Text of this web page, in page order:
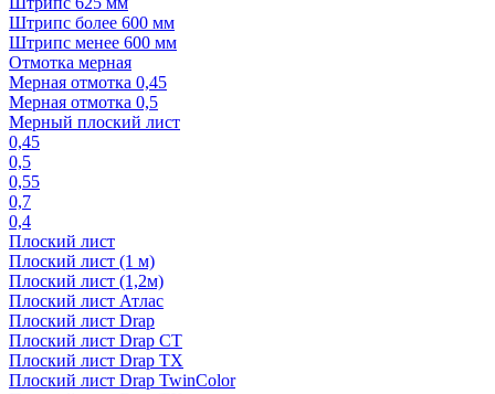
Штрипс более 600 мм
Штрипс менее 600 мм
Отмотка мерная
Мерная отмотка 0,45
Мерная отмотка 0,5
Мерный плоский лист
0,45
0,5
0,55
0,7
0,4
Плоский лист
Плоский лист (1 м)
Плоский лист (1,2м)
Плоский лист Атлас
Плоский лист Drap
Плоский лист Drap СТ
Плоский лист Drap TX
Плоский лист Drap TwinColor